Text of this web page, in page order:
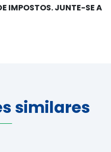
IMPOSTOS. JUNTE-SE A
similares